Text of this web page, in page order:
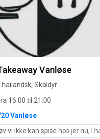
Vanløse
Skaldyr
16:00 til 21:00
Vanløse
I har super betjening. Maden er jo som altid perfekt,,,,, og super sød lille Thai der